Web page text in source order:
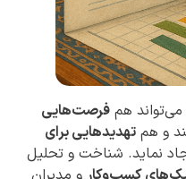
هم فرصت‌هایی
و هم تهدیدهایی برای
نماید. شناخت و تحلیل